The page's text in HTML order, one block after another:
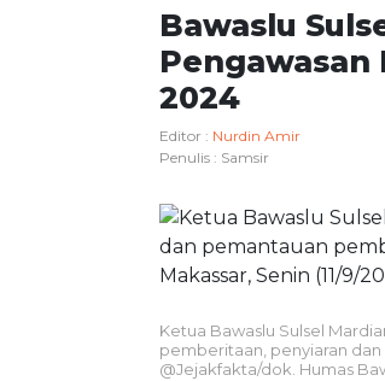
Bawaslu
2024
Editor : Nurdin Amir
Penulis : Samsir
Ketua Bawaslu Sulsel
pemberitaan, penyiaran dan
@Jejakfakta/dok. Humas